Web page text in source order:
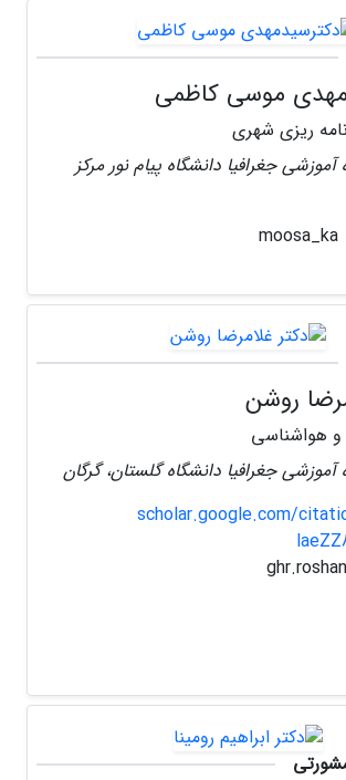
موسی کاظمی
ریزی شهری
آموزشی جغرافیا دانشگاه پیام نور مرکز
روشن
و هواشناسی
آموزشی جغرافیا دانشگاه گلستان، گرگان
scholar.google.com/